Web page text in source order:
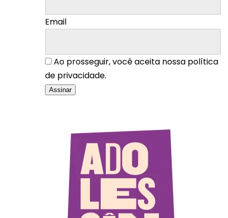
Email
Ao prosseguir, você aceita nossa política
de privacidade.